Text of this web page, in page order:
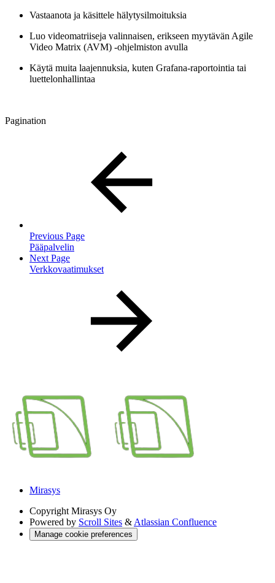
Vastaanota ja käsittele hälytysilmoituksia
Luo videomatriiseja valinnaisen, erikseen myytävän Agile
Video Matrix (AVM) -ohjelmiston avulla
Käytä muita laajennuksia, kuten Grafana-raportointia tai
luettelonhallintaa
Pagination
Previous Page
Pääpalvelin
Next Page
Verkkovaatimukset
Mirasys
Copyright Mirasys Oy
Powered by Scroll Sites & Atlassian Confluence
Manage cookie preferences